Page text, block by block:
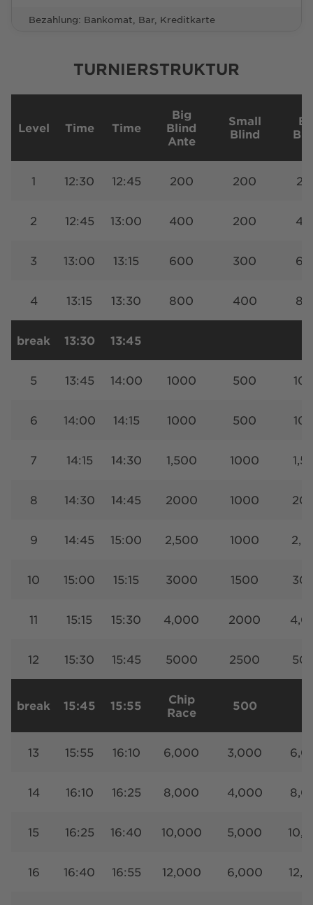
Bezahlung: Bankomat, Bar, Kreditkarte
TURNIERSTRUKTUR
Level Time Time
Big
Blind
Ante
Small
Blind
1 12:30 12:45 200 200
2 12:45 13:00 400 200
3 13:00 13:15 600 300
4 13:15 13:30 800 400
break 13:30 13:45
5 13:45 14:00 1000 500
6 14:00 14:15 1000 500
7 14:15 14:30 1,500 1000
8 14:30 14:45 2000 1000
9 14:45 15:00 2,500 1000
10 15:00 15:15 3000 1500
11 15:15 15:30 4,000 2000
12 15:30 15:45 5000 2500
break 15:45 15:55
Chip
Race
500
13 15:55 16:10 6,000 3,000
14 16:10 16:25 8,000 4,000
15 16:25 16:40 10,000 5,000
16 16:40 16:55 12,000 6,000